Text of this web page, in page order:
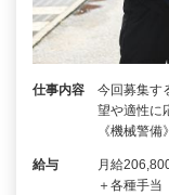
仕事内容
今回募集す
望や適性に
《機械警
給与
月給
＋各種手